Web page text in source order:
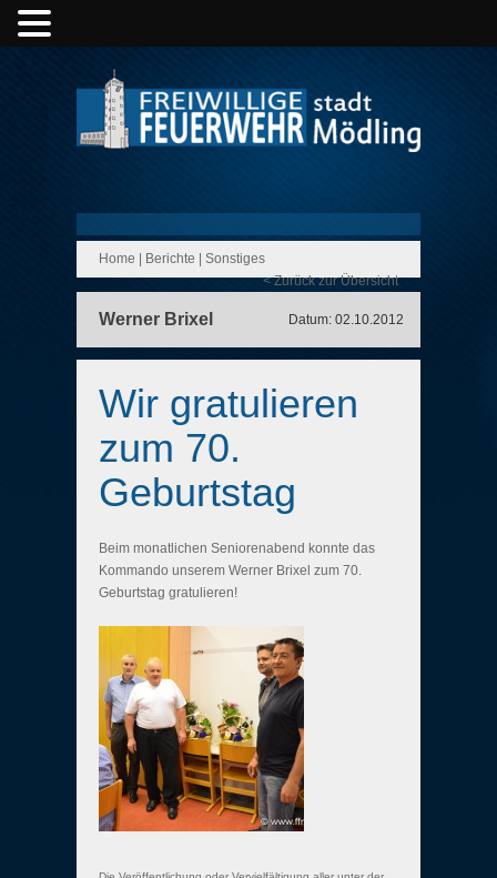
Home Berichte
Sonstiges
< Zurück zur Übersicht
Werner Brixel Datum: 02.10.2012
Wir gratulieren
zum 70.
Geburtstag
Beim monatlichen Seniorenabend konnte das
Kommando unserem Werner Brixel zum 70.
Geburtstag gratulieren!